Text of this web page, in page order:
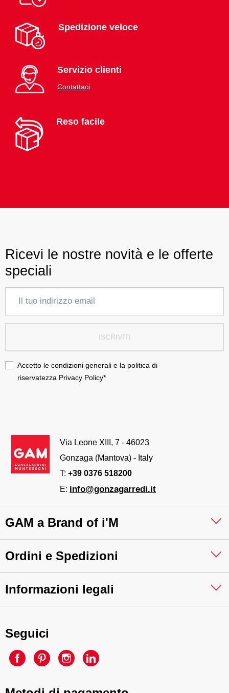
Spedizione veloce
Servizio clienti
Contattaci
Reso facile
Ricevi le nostre novità e le offerte
speciali
ISCRIVITI
Accetto le condizioni generali e la politica di
riservatezza Privacy Policy*
Via Leone XIII, 7 - 46023
Gonzaga (Mantova) - Italy
T: +39 0376 518200
E: info@gonzagarredi.it
GAM a Brand of i'M
Ordini e Spedizioni
Informazioni legali
Seguici